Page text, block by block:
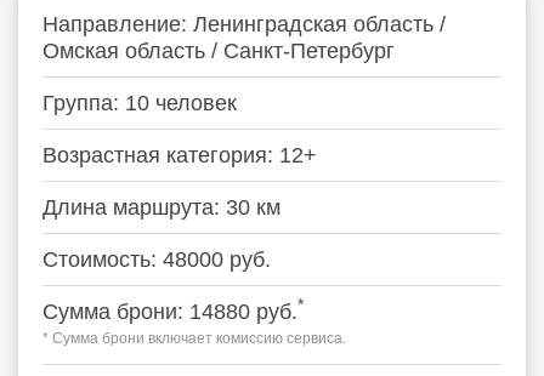
Направление: Ленинградская область /
Омская область / Санкт-Петербург
Группа: 10 человек
Возрастная категория: 12+
Длина маршрута: 30 км
Стоимость: 48000 руб.
Сумма брони: 14880 руб.*
* Сумма брони включает комиссию сервиса.